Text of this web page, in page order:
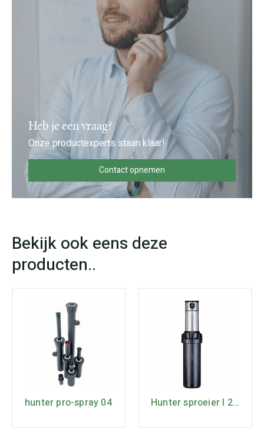
Heb je een vraag?
Onze productexperts staan klaar!
Contact opnemen
hunter pro-spray 04 Hunter sproeier I 20-04 ADS-PL